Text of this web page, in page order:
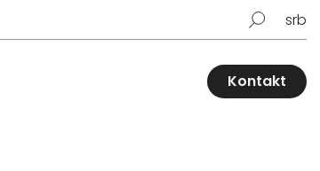
srb
Kontakt